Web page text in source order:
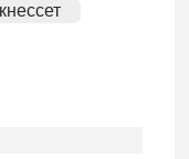
кнессет